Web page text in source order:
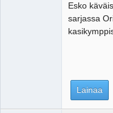
Esko
sarjassa
Lainaa